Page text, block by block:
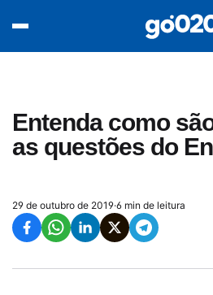
Entenda como
as questões do
29 de outubro de 2019·6 min de leitura
acontece agora
entretenimento
vídeos
pod020